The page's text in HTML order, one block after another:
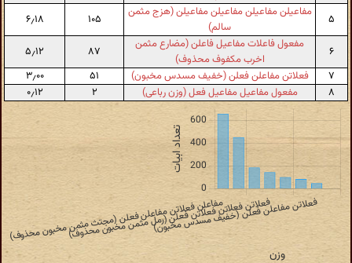
۵
مفاعیلن مفاعیلن مفاعیلن مفاعیلن (هزج مثمن
سالم)
۱۰۵ ۶٫۱۸
۶
مفعول فاعلات مفاعیل فاعلن (مضارع مثمن
اخرب مکفوف محذوف)
۸۷
۵٫۱۲
۷
فعلاتن مفاعلن فعلن (خفیف مسدس مخبون) ۵۱
۳٫۰۰
۸
مفعول مفاعیل مفاعیل فعل (وزن رباعی) ۲ ۰٫۱۲